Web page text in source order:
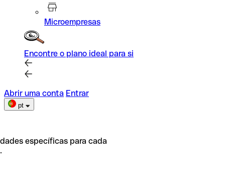
Microempresas
Encontre o plano ideal para si
Abrir uma conta Entrar
pt
específicas para cada